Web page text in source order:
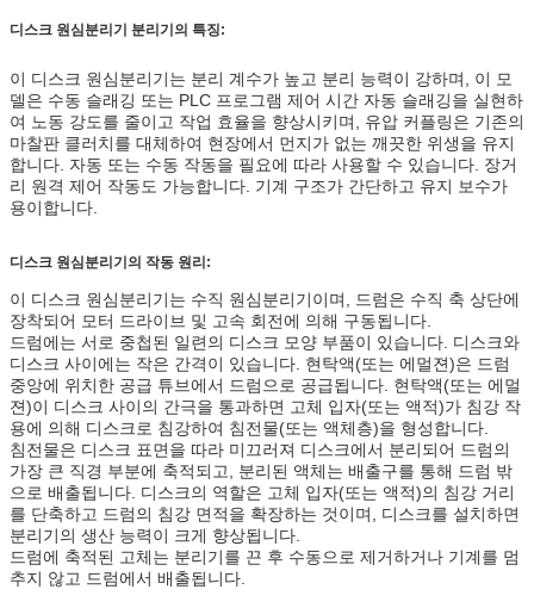
디스크 원심분리기 분리기의 특징:
이 디스크 원심분리기는 분리 계수가 높고 분리 능력이 강하며, 이 모
델은 수동 슬래깅 또는 PLC 프로그램 제어 시간 자동 슬래깅을 실현하
여 노동 강도를 줄이고 작업 효율을 향상시키며, 유압 커플링은 기존의
마찰판 클러치를 대체하여 현장에서 먼지가 없는 깨끗한 위생을 유지
합니다. 자동 또는 수동 작동을 필요에 따라 사용할 수 있습니다. 장거
리 원격 제어 작동도 가능합니다. 기계 구조가 간단하고 유지 보수가
용이합니다.
디스크 원심분리기의 작동 원리:
이 디스크 원심분리기는 수직 원심분리기이며, 드럼은 수직 축 상단에
장착되어 모터 드라이브 및 고속 회전에 의해 구동됩니다.
드럼에는 서로 중첩된 일련의 디스크 모양 부품이 있습니다. 디스크와
디스크 사이에는 작은 간격이 있습니다. 현탁액(또는 에멀젼)은 드럼
중앙에 위치한 공급 튜브에서 드럼으로 공급됩니다. 현탁액(또는 에멀
젼)이 디스크 사이의 간극을 통과하면 고체 입자(또는 액적)가 침강 작
용에 의해 디스크로 침강하여 침전물(또는 액체층)을 형성합니다.
침전물은 디스크 표면을 따라 미끄러져 디스크에서 분리되어 드럼의
가장 큰 직경 부분에 축적되고, 분리된 액체는 배출구를 통해 드럼 밖
으로 배출됩니다. 디스크의 역할은 고체 입자(또는 액적)의 침강 거리
를 단축하고 드럼의 침강 면적을 확장하는 것이며, 디스크를 설치하면
분리기의 생산 능력이 크게 향상됩니다.
드럼에 축적된 고체는 분리기를 끈 후 수동으로 제거하거나 기계를 멈
추지 않고 드럼에서 배출됩니다.